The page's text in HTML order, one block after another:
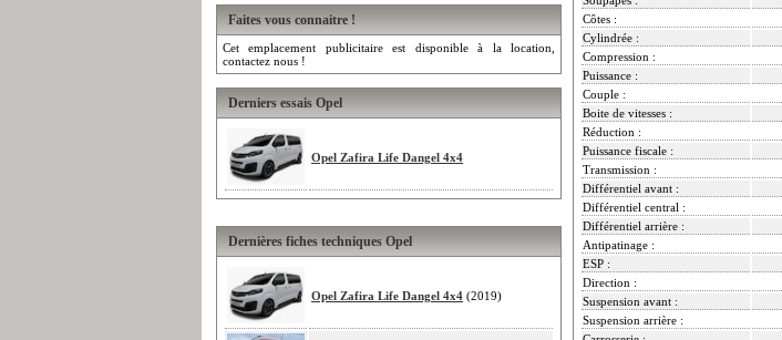
Faites vous connaitre !
Cet emplacement publicitaire est disponible à la location,
contactez nous !
Derniers essais Opel
Opel Zafira Life Dangel 4x4
Dernières fiches techniques Opel
Opel Zafira Life Dangel 4x4 (2019)
Côtes :
Cylindrée :
Compression :
Puissance :
Couple :
Boite de vitesses :
Réduction :
Puissance fiscale :
Transmission :
Différentiel avant :
Différentiel central :
Différentiel arrière :
Antipatinage :
ESP :
Direction :
Suspension avant :
Suspension arrière :